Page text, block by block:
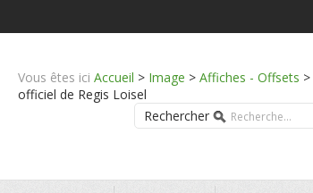
Vous êtes ici Accueil > Image > Affiches - Offsets >
officiel de Regis Loisel
Rechercher